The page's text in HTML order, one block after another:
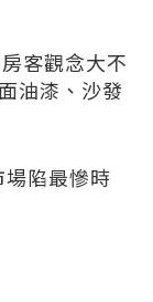
客觀念大不
油漆、沙發
陷最慘時